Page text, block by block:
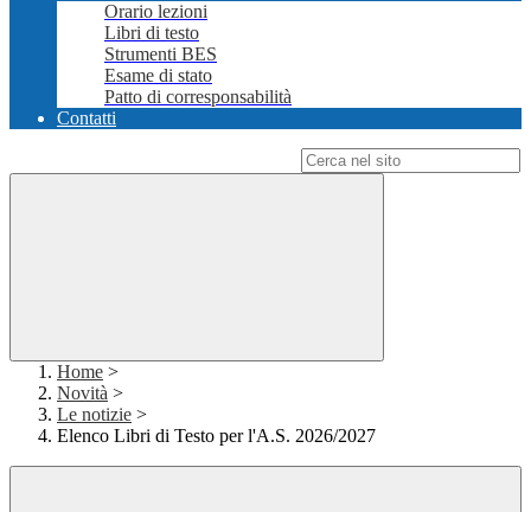
Orario lezioni
Libri di testo
Strumenti BES
Esame di stato
Patto di corresponsabilità
Contatti
Home >
Novità >
Le notizie >
Elenco Libri di Testo per l'A.S. 2026/2027